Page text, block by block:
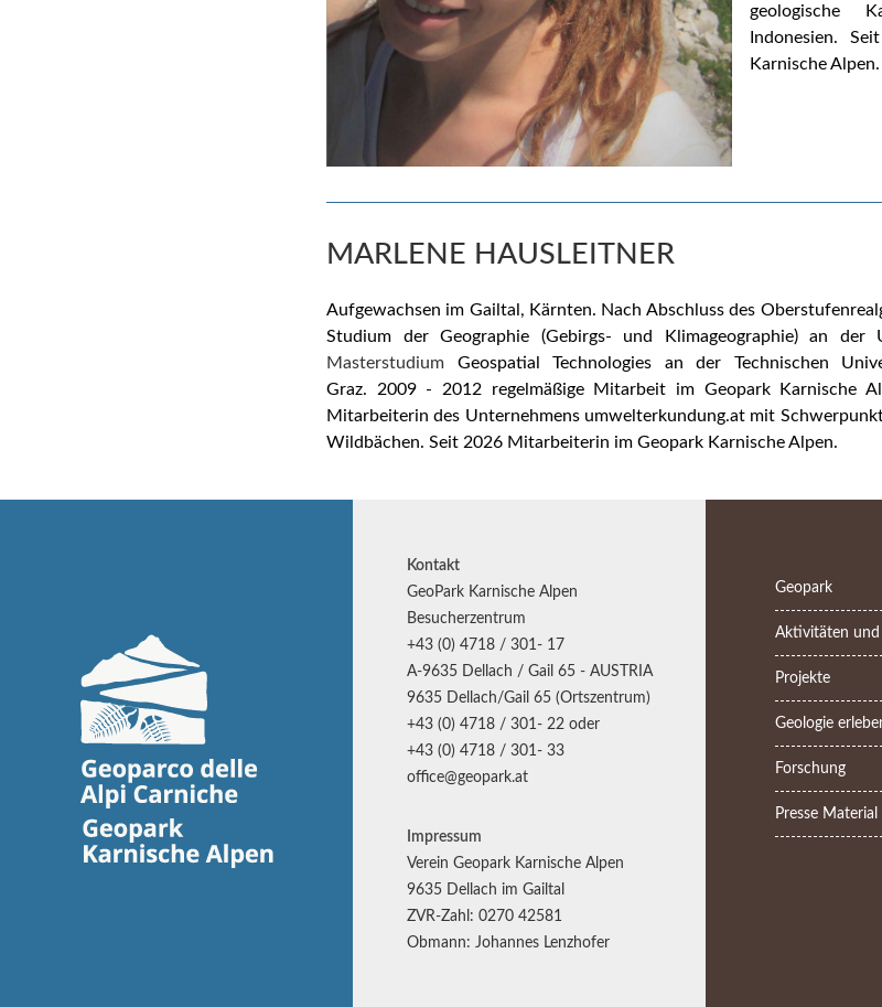
geologische
Indonesien.
Karnische Alpen.
MARLENE HAUSLEITNER
Aufgewachsen im Gailtal, Kärnten. Nach Abschluss des
Studium der Geographie (Gebirgs- und Klimageographie) an
Masterstudium Geospatial Technologies an der Technischen
Graz. 2009 - 2012 regelmäßige Mitarbeit im Geopark Karnische
Mitarbeiterin des Unternehmens umwelterkundung.at mit
Wildbächen. Seit 2026 Mitarbeiterin im Geopark Karnische Alpen.
Kontakt
GeoPark Karnische Alpen
Besucherzentrum
+43 (0) 4718 / 301- 17
A-9635 Dellach / Gail 65 - AUSTRIA
9635 Dellach/Gail 65 (Ortszentrum)
+43 (0) 4718 / 301- 22 oder
+43 (0) 4718 / 301- 33
office@geopark.at
Impressum
Verein Geopark Karnische Alpen
9635 Dellach im Gailtal
ZVR-Zahl: 0270 42581
Obmann: Johannes Lenzhofer
Geopark
Aktivitäten und
Projekte
Geologie
Forschung
Presse Material